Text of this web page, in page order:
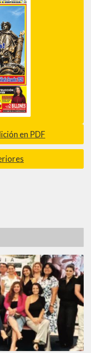
en PDF